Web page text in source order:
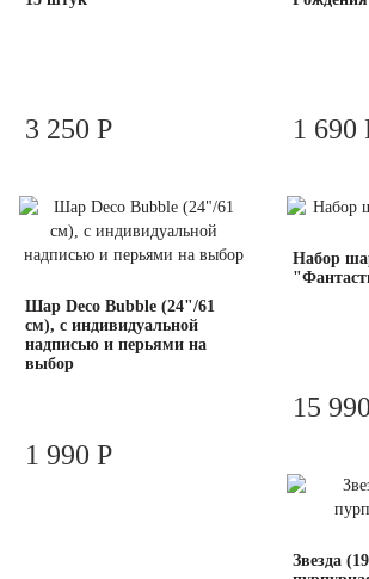
3 250 Р 1 690
Шар Deco Bubble (24"/61
см), с индивидуальной
надписью и перьями на
выбор
1 990 Р
Набор
15
Звезда